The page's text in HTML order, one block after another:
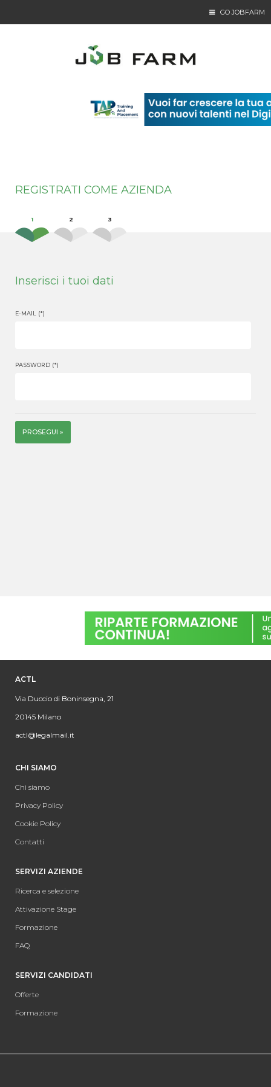
GO JOBFARM
REGISTRATI COME AZIENDA
1 2 3
Inserisci i tuoi dati
E-MAIL (*)
PASSWORD (*)
PROSEGUI »
ACTL
Via Duccio di Boninsegna, 21
20145 Milano
actl@legalmail.it
CHI SIAMO
Chi siamo
Privacy Policy
Cookie Policy
Contatti
SERVIZI AZIENDE
Ricerca e selezione
Attivazione Stage
Formazione
FAQ
SERVIZI CANDIDATI
Offerte
Formazione